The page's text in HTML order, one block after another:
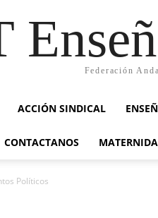
Federación
ACCIÓN SINDICAL
CONTACTANOS
Políticos